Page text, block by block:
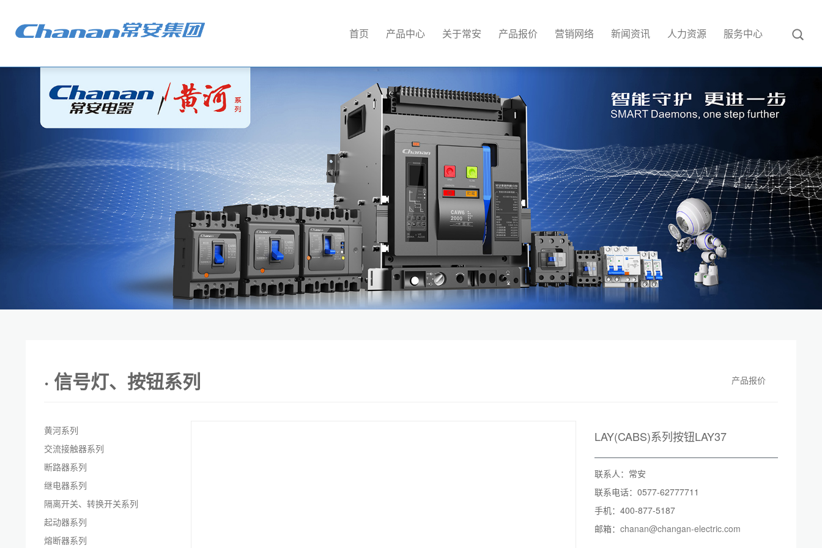
首页 产品中心 关于常安 产品报价 营销网络 新闻资讯 人力资源 服务中心
· 信号灯、按钮系列 产品报价
黄河系列
交流接触器系列
断路器系列
继电器系列
隔离开关、转换开关系列
起动器系列
熔断器系列
LAY(CABS)系列按钮LAY37
联系人：常安
联系电话：0577-62777711
手机：400-877-5187
邮箱： chanan@changan-electric.com